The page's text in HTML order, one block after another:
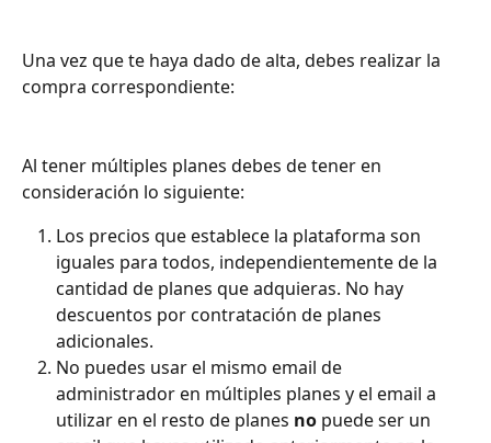
Una vez que te haya dado de alta, debes realizar la
compra correspondiente:
Al tener múltiples planes debes de tener en
consideración lo siguiente:
Los precios que establece la plataforma son
iguales para todos, independientemente de la
cantidad de planes que adquieras. No hay
descuentos por contratación de planes
adicionales.
No puedes usar el mismo email de
administrador en múltiples planes y el email a
utilizar en el resto de planes no puede ser un